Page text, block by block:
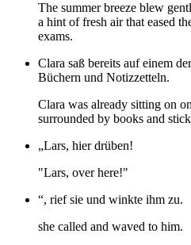
The summer breeze blew
a hint of fresh air that eased
exams.
Clara saß bereits auf einem
Büchern und Notizzetteln.
Clara was already sitting on
surrounded by books and
„Lars, hier drüben!
"Lars, over here!"
“, rief sie und winkte ihm zu.
she called and waved to him.